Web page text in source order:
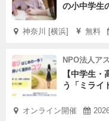
の小中学生
神奈川 [横浜] 無料
NPO法人ア
【中学生
う「ミライ
オンライン開催